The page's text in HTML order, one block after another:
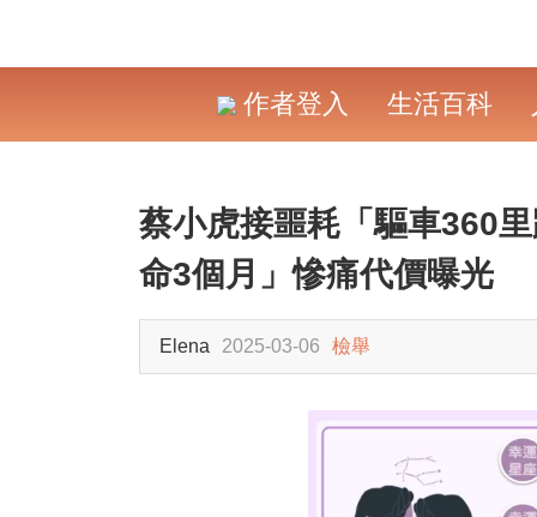
作者登入 生活百科
蔡小虎接噩耗「驅車360
命3個月」慘痛代價曝光
Elena 2025-03-06 檢舉